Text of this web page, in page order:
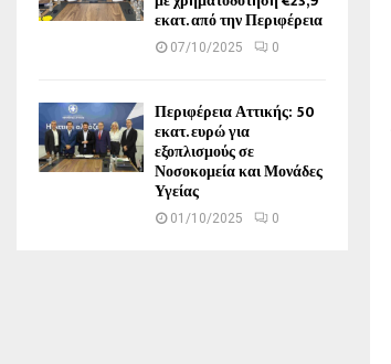
εκατ. από την Περιφέρεια
07/10/2025 0
Περιφέρεια Αττικής: 50
εκατ. ευρώ για
εξοπλισμούς σε
Νοσοκομεία και Μονάδες
Υγείας
01/10/2025 0